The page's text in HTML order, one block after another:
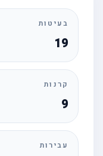
בעיטות
19
קרנות
עבירות